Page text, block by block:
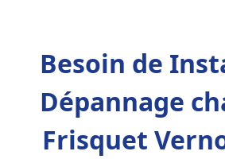
Besoin de
Dépannage
Frisquet